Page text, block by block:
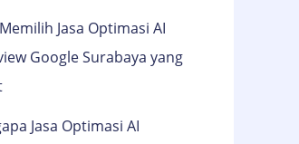
Jasa Optimasi AI
Google Surabaya yang
Jasa Optimasi AI